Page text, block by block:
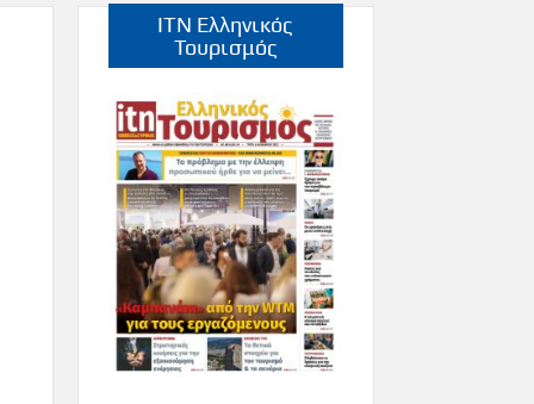
ITN Ελληνικός
Τουρισμός